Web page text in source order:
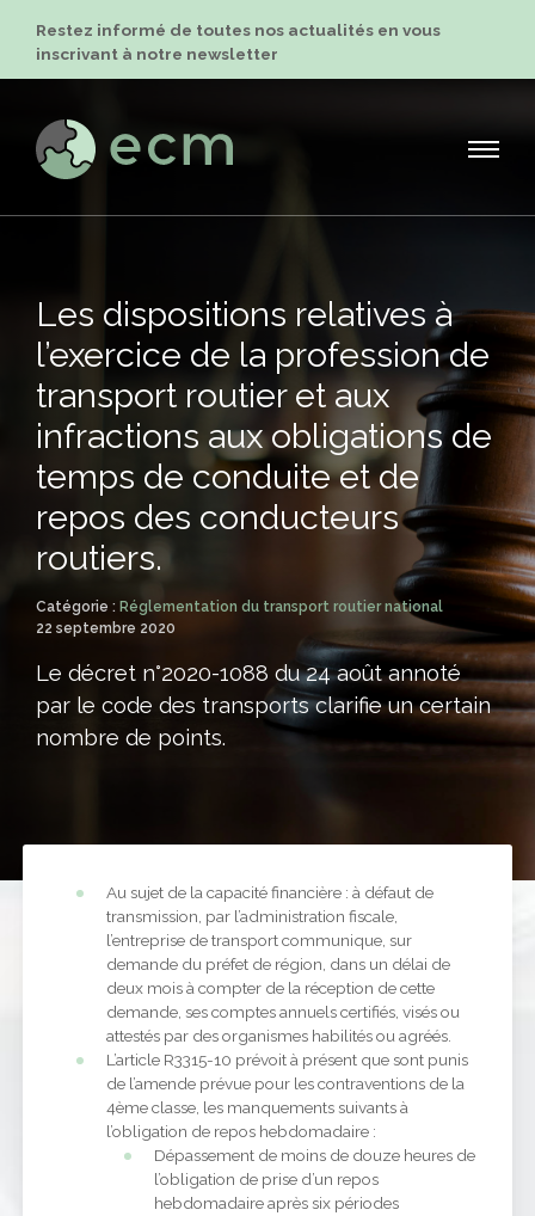
Restez informé de toutes nos actualités en vous
inscrivant à notre newsletter
Les dispositions relatives à
l’exercice de la profession de
transport routier et aux
infractions aux obligations de
temps de conduite et de
repos des conducteurs
routiers.
Catégorie : Réglementation du transport routier national
22 septembre 2020
Le décret n°2020-1088 du 24 août annoté
par le code des transports clarifie un certain
nombre de points.
Au sujet de la capacité financière : à défaut de
transmission, par l’administration fiscale,
l’entreprise de transport communique, sur
demande du préfet de région, dans un délai de
deux mois à compter de la réception de cette
demande, ses comptes annuels certifiés, visés ou
attestés par des organismes habilités ou agréés.
L’article R3315-10 prévoit à présent que sont punis
de l’amende prévue pour les contraventions de la
4ème classe, les manquements suivants à
l’obligation de repos hebdomadaire :
Dépassement de moins de douze heures de
l’obligation de prise d’un repos
hebdomadaire après six périodes